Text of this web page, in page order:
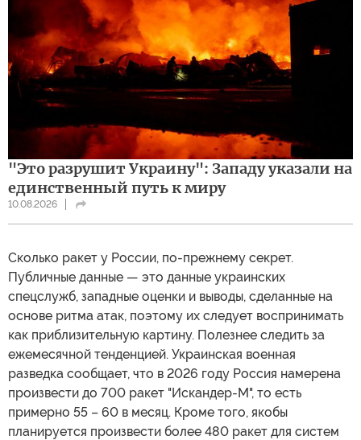
"Это разрушит Украину": Западу указали на
единственный путь к миру
10.08.2026
Сколько ракет у России, по-прежнему секрет.
Публичные данные — это данные украинских
спецслужб, западные оценки и выводы, сделанные на
основе ритма атак, поэтому их следует воспринимать
как приблизительную картину. Полезнее следить за
ежемесячной тенденцией. Украинская военная
разведка сообщает, что в 2026 году Россия намерена
произвести до 700 ракет "Искандер-М", то есть
примерно 55 – 60 в месяц. Кроме того, якобы
планируется произвести более 480 ракет для систем